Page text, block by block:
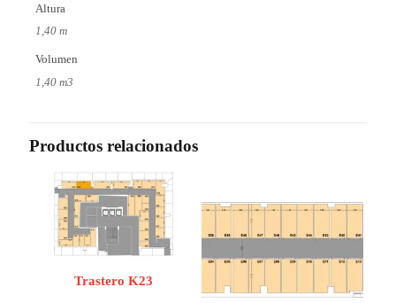
Altura
1,40 m
Volumen
1,40 m3
Productos relacionados
Trastero K23